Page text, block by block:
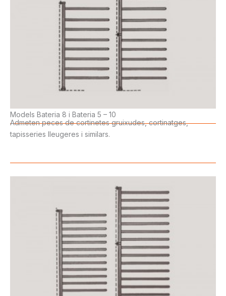
Models Bateria 8 i Bateria 5 – 10
Admeten peces de cortinetes gruixudes, cortinatges,
tapisseries lleugeres i similars.